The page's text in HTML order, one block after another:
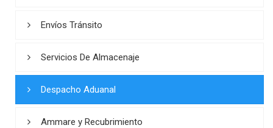
Envíos Tránsito
Servicios De Almacenaje
Despacho Aduanal
Ammare y Recubrimiento